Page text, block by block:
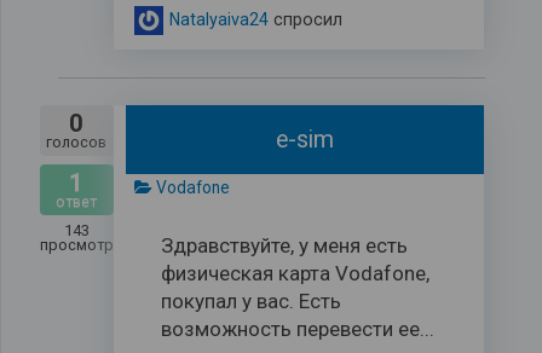
Natalyaiva24спросил
0
голосов
1
ответ
143
просмотров
e-sim
Vodafone
Здравствуйте, у меня есть
физическая карта Vodafone,
покупал у вас. Есть
возможность перевести ее...